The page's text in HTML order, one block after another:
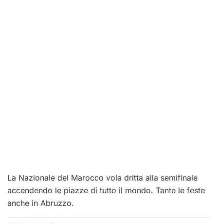
La Nazionale del Marocco vola dritta alla semifinale
accendendo le piazze di tutto il mondo. Tante le feste
anche in Abruzzo.